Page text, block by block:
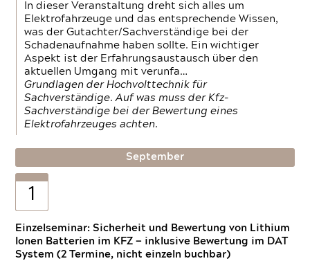
In dieser Veranstaltung dreht sich alles um
Elektrofahrzeuge und das entsprechende Wissen,
was der Gutachter/Sachverständige bei der
Schadenaufnahme haben sollte. Ein wichtiger
Aspekt ist der Erfahrungsaustausch über den
aktuellen Umgang mit verunfa…
Grundlagen der Hochvolttechnik für
Sachverständige. Auf was muss der Kfz-
Sachverständige bei der Bewertung eines
Elektrofahrzeuges achten.
September
1
Einzelseminar: Sicherheit und Bewertung von Lithium
Ionen Batterien im KFZ — inklusive Bewertung im DAT
System (2 Termine, nicht einzeln buchbar)